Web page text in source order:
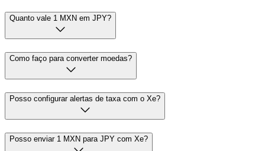
Quanto vale 1 MXN em JPY?
Como faço para converter moedas?
Posso configurar alertas de taxa com o Xe?
Posso enviar 1 MXN para JPY com Xe?